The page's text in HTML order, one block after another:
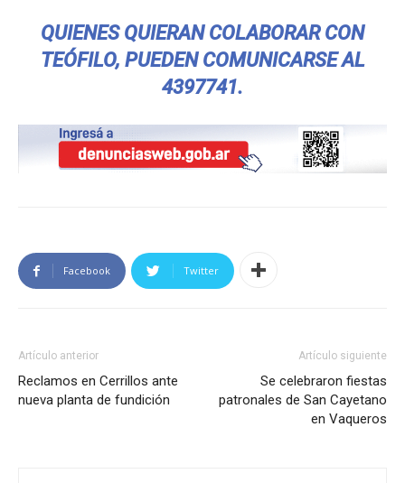
QUIENES QUIERAN COLABORAR CON
TEÓFILO, PUEDEN COMUNICARSE AL
4397741.
Facebook Twitter
Artículo anterior
Reclamos en Cerrillos ante
nueva planta de fundición
Artículo siguiente
Se celebraron fiestas
patronales de San Cayetano
en Vaqueros